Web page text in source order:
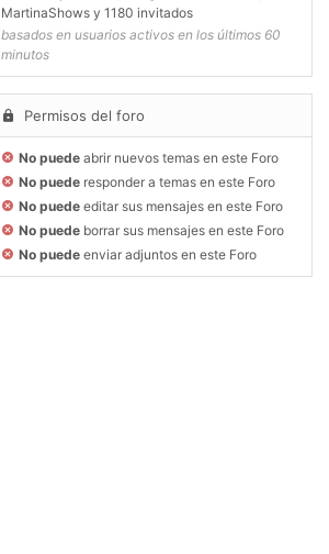
MartinaShows y 1180 invitados
basados en usuarios activos en los últimos 60
minutos
Permisos del foro
No puede abrir nuevos temas en este Foro
No puede responder a temas en este Foro
No puede editar sus mensajes en este Foro
No puede borrar sus mensajes en este Foro
No puede enviar adjuntos en este Foro